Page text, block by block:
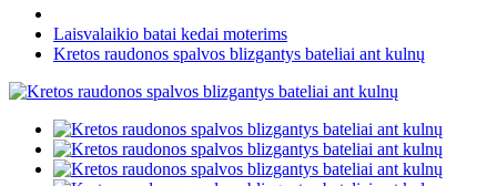
Laisvalaikio batai kedai moterims
Kretos raudonos spalvos blizgantys bateliai ant kulnų